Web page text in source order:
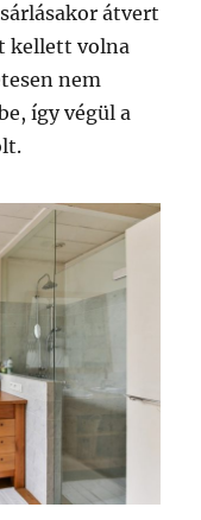
átvert
kellett volna
nem
így végül a